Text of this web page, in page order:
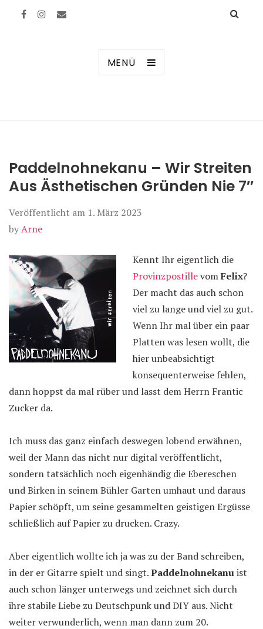
MENÜ
Paddelnohnekanu – Wir Streiten
Aus Ästhetischen Gründen Nie 7″
Veröffentlicht am 1. März 2023
byArne
Kennt Ihr eigentlich die
ProvinzpostillevomFelix?
Der macht das auch schon
viel zu lange und viel zu gut.
Wenn Ihr mal über ein paar
Platten was lesen wollt, die
hier unbeabsichtigt
konsequenterweise fehlen,
dann hoppst da mal rüber und lasst dem Herrn Frantic
Zucker da.
Ich muss das ganz einfach deswegen lobend erwähnen,
weil der Mann das nicht nur digital veröffentlicht,
sondern tatsächlich noch eigenhändig die Ebereschen
und Birken in seinem Bühler Garten umhaut und daraus
Papier schöpft, um seine gesammelten geistigen Ergüsse
schließlich auf Papier zu drucken. Crazy.
Aber eigentlich wollte ich ja was zu der Band schreiben,
in der er Gitarre spielt und singt.Paddelnohnekanuist
auch schon länger unterwegs und zeichnet sich durch
ihre stabile Liebe zu Deutschpunk und DIY aus. Nicht
weiter verwunderlich, wenn man dann zum 20.